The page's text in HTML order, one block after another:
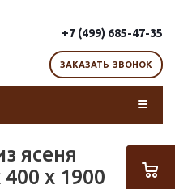
+7 (499) 685-47-35
ЗАКАЗАТЬ ЗВОНОК
ясеня
х 1900